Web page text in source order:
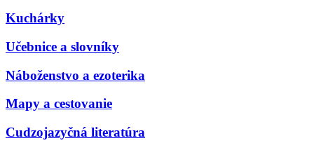
Kuchárky
Učebnice a slovníky
Náboženstvo a ezoterika
Mapy a cestovanie
Cudzojazyčná literatúra